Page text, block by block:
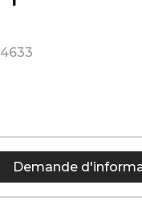
Demande